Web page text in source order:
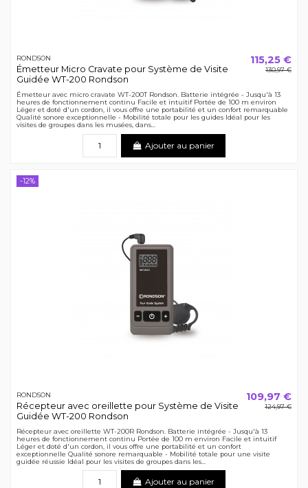
RONDSON
Émetteur Micro Cravate pour Système de Visite
Guidée WT-200 Rondson
115,25 €
130,97 €
Émetteur avec micro cravate WT-200T Rondson. Batterie intégrée - Jusqu'à 13
heures de fonctionnement continu Facile et intuitif Portée de 100 m environ
Léger et doté d'un cordon, il vous offre une portabilité et un confort remarquable
Qualité sonore exceptionnelle - Mobilité totale pour les guides Idéal pour les
visites de groupes dans les musées, dans...
Ajouter au panier
-12%
RONDSON
Récepteur avec oreillette pour Système de Visite
Guidée WT-200 Rondson
109,97 €
124,97 €
Récepteur avec oreillette WT-200R Rondson. Batterie intégrée - Jusqu'à 13
heures de fonctionnement continu Portée de 100 m environ Facile et intuitif
Léger et doté d'un cordon, il vous offre une portabilité et un confort
exceptionnelle Qualité sonore remarquable - Mobilité totale pour une visite
guidée réussie Idéal pour les visites de groupes dans les...
Ajouter au panier